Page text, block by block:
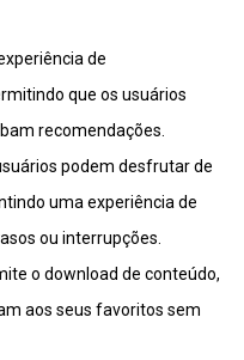
de
que os usuários
recomendações.
podem desfrutar de
uma experiência de
ou interrupções.
o download de conteúdo,
aos seus favoritos sem